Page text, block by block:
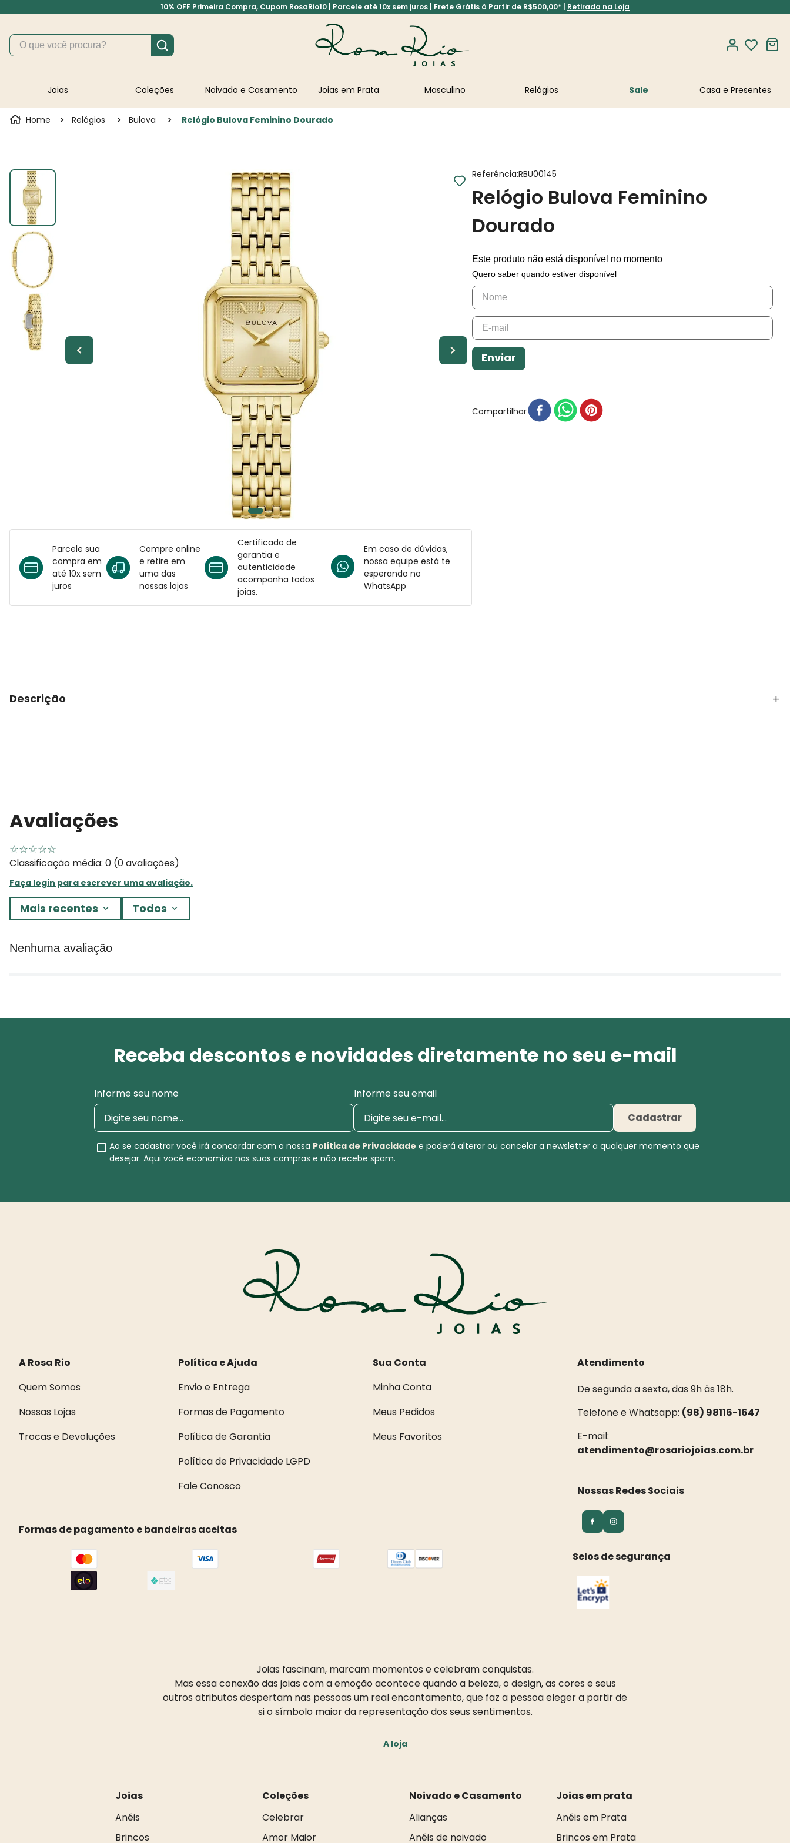
10% OFF Primeira Compra, Cupom RosaRio10 | Parcele até 10x sem juros | Frete Grátis à Partir de R$500,00* | Retirada na Loja
O que você procura?
Joias Coleções Noivado e Casamento Joias em Prata Masculino Relógios Sale
Relógios Bulova Relógio Bulova Feminino Dourado
Parcele sua
compra em
até 10x sem
juros
Compre online
e retire em
uma das
nossas lojas
Certificado de
garantia e
autenticidade
acompanha todos
joias.
Em caso de dúvidas,
nossa equipe está te
esperando no
WhatsApp
Referência:RBU00145
Relógio Bulova Feminino
Dourado
Este produto não está disponível no momento
Quero saber quando estiver disponível
Enviar
Compartilhar
Descrição
Avaliações
☆☆☆☆☆
Classificação média: 0 (0 avaliações)
Faça login para escrever uma avaliação.
Mais recentes Todos
Nenhuma avaliação
Receba descontos e novidades diretamente no seu e-mail
Informe seu nome
Informe seu email
Cadastrar
Ao se cadastrar você irá concordar com a nossa Política de Privacidade e poderá alterar ou cancelar a newsletter a qualquer momento que
desejar. Aqui você economiza nas suas compras e não recebe spam.
A Rosa Rio
Quem Somos
Nossas Lojas
Trocas e Devoluções
Política e Ajuda
Envio e Entrega
Formas de Pagamento
Política de Garantia
Política de Privacidade LGPD
Fale Conosco
Sua Conta
Minha Conta
Meus Pedidos
Meus Favoritos
Formas de pagamento e bandeiras aceitas
Atendimento
De segunda a sexta, das 9h às 18h.
Telefone e Whatsapp: (98) 98116-1647
E-mail:
atendimento@rosariojoias.com.br
Nossas Redes Sociais
Selos de segurança
Joias fascinam, marcam momentos e celebram conquistas.
Mas essa conexão das joias com a emoção acontece quando a beleza, o design, as cores e seus
outros atributos despertam nas pessoas um real encantamento, que faz a pessoa eleger a partir de
si o símbolo maior da representação dos seus sentimentos.
A loja
Joias
Anéis
Brincos
Coleções
Celebrar
Amor Maior
Noivado e Casamento
Alianças
Anéis de noivado
Joias em prata
Anéis em Prata
Brincos em Prata